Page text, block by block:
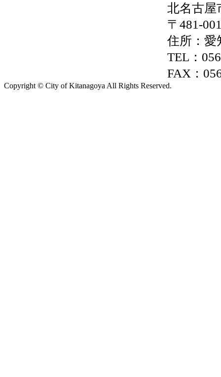
北名古屋
〒481-
住所：愛
TEL：
FAX：
Copyright © City of Kitanagoya All Rights Reserved.